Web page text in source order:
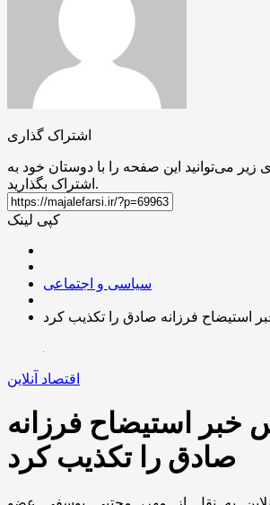
اشتراک گذاری
زیر می‌توانید این صفحه را با دوستان خود به
اشتراک بگذارید.
کپی لینک
سیاسی و اجتماعی
استیضاح فرزانه صادق را تکذیب کرد
اقتصاد آنلاین
خبر استیضاح فرزانه
صادق را تکذیب کرد